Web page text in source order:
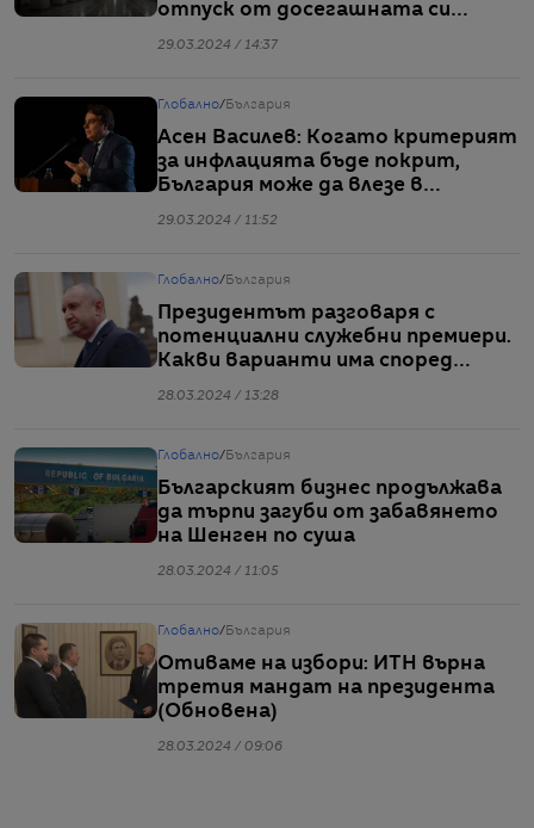
отпуск от досегашната си
29.03.2024 / 14:37
Глобално/ България
Асен Василев: Когато критерият
за инфлацията бъде покрит,
България може да влезе в
29.03.2024 / 11:52
Глобално/ България
Президентът разговаря с
потенциални служебни премиери.
Какви варианти има според
28.03.2024 / 13:28
Глобално/ България
Българският бизнес продължава
да търпи загуби от забавянето
на Шенген по суша
28.03.2024 / 11:05
Глобално/ България
Отиваме на избори: ИТН върна
третия мандат на президента
(Обновена)
28.03.2024 / 09:06